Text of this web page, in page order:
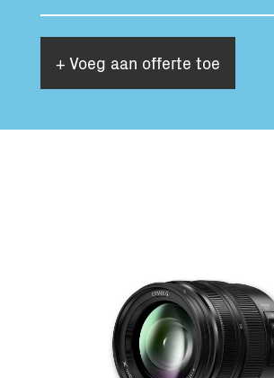
Totaal volume:
0.0m3
Totaal
0.0kg
+ Voeg aan offerte toe